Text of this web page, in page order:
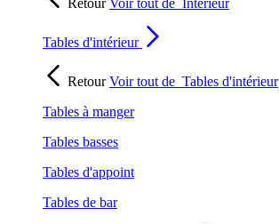
Tables d'intérieur
RetourVoir tout de Tables d'intérieur
Tables à manger
Tables basses
Tables d'appoint
Tables de bar